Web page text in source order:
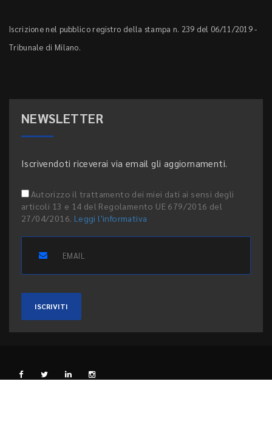
Iscrizione nel pubblico registro della stampa n. 239 del 06/11/2019 -
Tribunale di Milano.
NEWSLETTER
Iscrivendoti riceverai via email gli aggiornamenti.
Autorizzo il trattamento dei miei dati ai sensi degli
articoli 13 e 14 del Regolamento UE 679/2016 del
27/04/2016. Leggi l'informativa
ISCRIVITI